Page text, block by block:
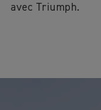
avec Triumph.